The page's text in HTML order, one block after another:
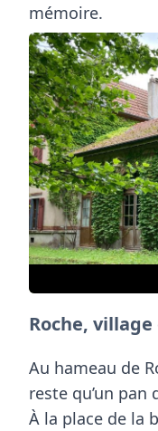
mémoire.
Roche,
Au hameau de
reste qu’un
À la place de la